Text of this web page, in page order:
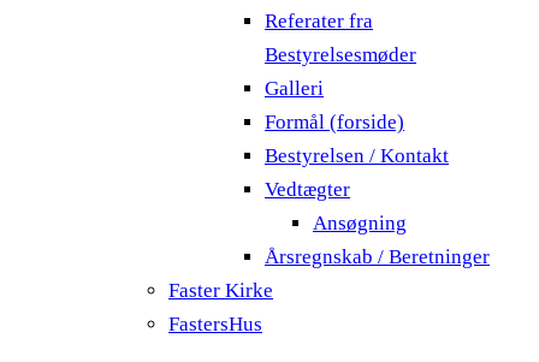
Referater fra
Bestyrelsesmøder
Galleri
Formål (forside)
Bestyrelsen / Kontakt
Vedtægter
Ansøgning
Årsregnskab / Beretninger
Faster Kirke
FastersHus